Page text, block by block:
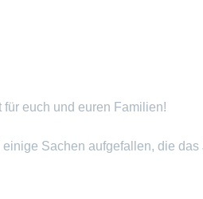
euch und euren Familien!
Sachen aufgefallen, die